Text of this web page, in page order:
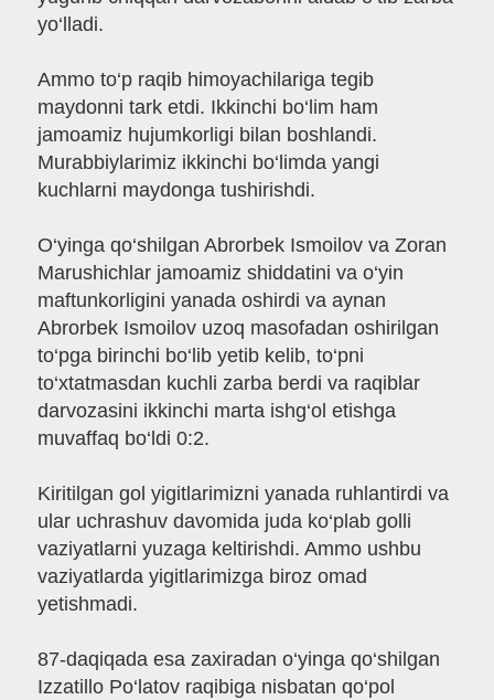
yo‘lladi.
Ammo to‘p raqib himoyachilariga tegib
maydonni tark etdi. Ikkinchi bo‘lim ham
jamoamiz hujumkorligi bilan boshlandi.
Murabbiylarimiz ikkinchi bo‘limda yangi
kuchlarni maydonga tushirishdi.
O‘yinga qo‘shilgan Abrorbek Ismoilov va Zoran
Marushichlar jamoamiz shiddatini va o‘yin
maftunkorligini yanada oshirdi va aynan
Abrorbek Ismoilov uzoq masofadan oshirilgan
to‘pga birinchi bo‘lib yetib kelib, to‘pni
to‘xtatmasdan kuchli zarba berdi va raqiblar
darvozasini ikkinchi marta ishg‘ol etishga
muvaffaq bo‘ldi 0:2.
Kiritilgan gol yigitlarimizni yanada ruhlantirdi va
ular uchrashuv davomida juda ko‘plab golli
vaziyatlarni yuzaga keltirishdi. Ammo ushbu
vaziyatlarda yigitlarimizga biroz omad
yetishmadi.
87-daqiqada esa zaxiradan o‘yinga qo‘shilgan
Izzatillo Po‘latov raqibiga nisbatan qo‘pol